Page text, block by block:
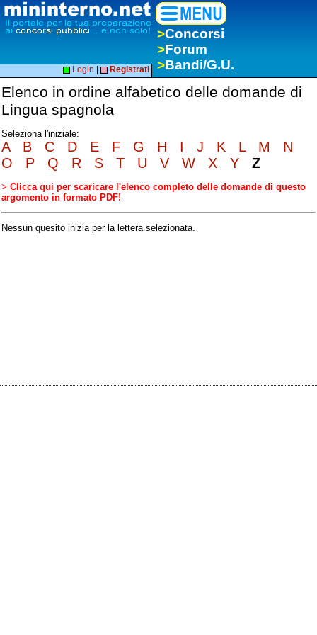
>Concorsi
>Forum
>Bandi/G.U.
Login Registrati
Elenco in ordine alfabetico delle domande di
Lingua spagnola
Seleziona l'iniziale:
A B C D E F G H I J K L M
N
O
P Q R S T U V W X Y Z
> Clicca qui per scaricare l'elenco completo delle domande di questo
argomento in formato PDF!
Nessun quesito inizia per la lettera selezionata.